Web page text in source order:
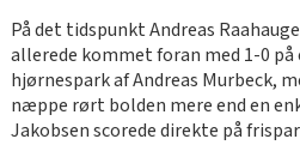
På det tidspunkt Andreas
allerede kommet foran med 1-0
hjørnespark af Andreas Murbeck,
næppe rørt bolden mere end en
Jakobsen scorede direkte på